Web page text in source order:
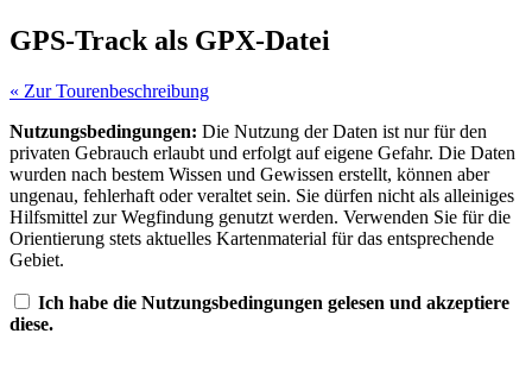
GPS-Track als GPX-Datei
« Zur Tourenbeschreibung
Nutzungsbedingungen: Die Nutzung der Daten ist nur für den
privaten Gebrauch erlaubt und erfolgt auf eigene Gefahr. Die Daten
wurden nach bestem Wissen und Gewissen erstellt, können aber
ungenau, fehlerhaft oder veraltet sein. Sie dürfen nicht als alleiniges
Hilfsmittel zur Wegfindung genutzt werden. Verwenden Sie für die
Orientierung stets aktuelles Kartenmaterial für das entsprechende
Gebiet.
Ich habe die Nutzungsbedingungen gelesen und akzeptiere
diese.